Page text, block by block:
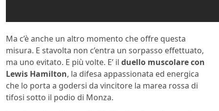
Ma c’è anche un altro momento che offre questa
misura. E stavolta non c’entra un sorpasso effettuato,
ma uno evitato. E più volte. E’ il duello muscolare con
Lewis Hamilton, la difesa appassionata ed energica
che lo porta a godersi da vincitore la marea rossa di
tifosi sotto il podio di Monza.